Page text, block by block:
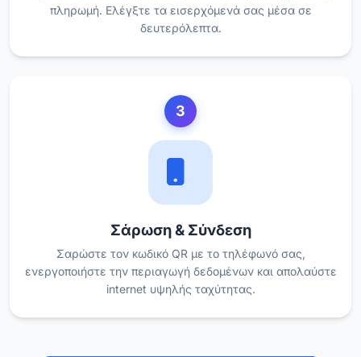
πληρωμή. Ελέγξτε τα εισερχόμενά σας μέσα σε
δευτερόλεπτα.
3
Σάρωση & Σύνδεση
Σαρώστε τον κωδικό QR με το τηλέφωνό σας,
ενεργοποιήστε την περιαγωγή δεδομένων και απολαύστε
internet υψηλής ταχύτητας.